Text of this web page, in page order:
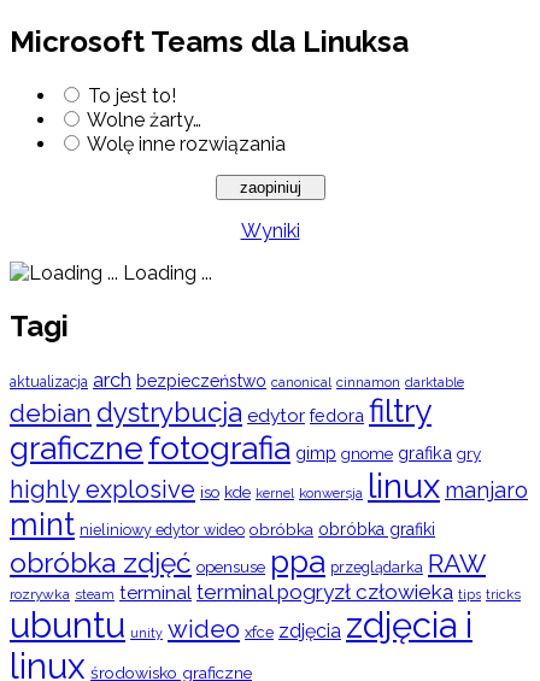
Microsoft Teams dla Linuksa
To jest to!
Wolne żarty…
Wolę inne rozwiązania
Wyniki
Loading ...
Tagi
aktualizacja arch bezpieczeństwo canonical cinnamon darktable
debian dystrybucja edytor fedora filtry
graficznefotografia gimp gnome grafika gry
highly explosive iso kde kernel konwersja linux manjaro
mint nieliniowy edytor wideo obróbka obróbka grafiki
obróbka zdjęć opensuse ppa przeglądarka RAW
rozrywka steam terminal terminal pogryzł człowieka tips tricks
ubuntu unity wideo xfce zdjęcia zdjęcia i
linux środowisko graficzne